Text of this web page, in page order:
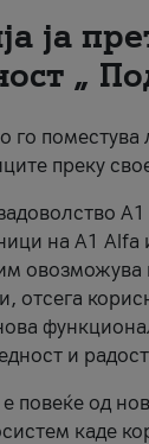
ја
„
го
преку
на А1
овозможува
отсега
и
повеќе од
каде